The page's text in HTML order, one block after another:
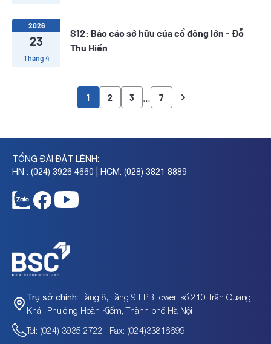
2026
23
Tháng 4
S12: Báo cáo sở hữu của cổ đông lớn - Đỗ
Thu Hiền
1 2 3 7
TỔNG ĐÀI ĐẶT LỆNH:
HN : (024) 3926 4660 | HCM: (028) 3821 8889
Trụ sở chính: Tầng 8, Tầng 9 LPB Tower, số 210 Trần Quang
Khải, Phường Hoàn Kiếm, Thành phố Hà Nội
Tel: (024) 3935 2722 | Fax: (024)33816699